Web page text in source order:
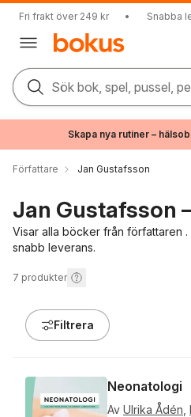
Fri frakt över 249 kr • Snabba
Sök bok, spel, pussel,
Skapa nya rutiner –
Författare Jan Gustafsson
Jan Gustafsson
Visar alla böcker från författaren
snabb leverans.
7 produkter
Filtrera
Neonatologi
Av Ulrika Ådén